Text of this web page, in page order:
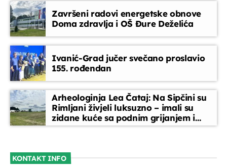
Završeni radovi energetske obnove
Doma zdravlja i OŠ Đure Deželića
Ivanić-Grad jučer svečano proslavio
155. rođendan
Arheologinja Lea Čataj: Na Sipčini su
Rimljani živjeli luksuzno – imali su
zidane kuće sa podnim grijanjem i
oslikanim zidovima
KONTAKT INFO